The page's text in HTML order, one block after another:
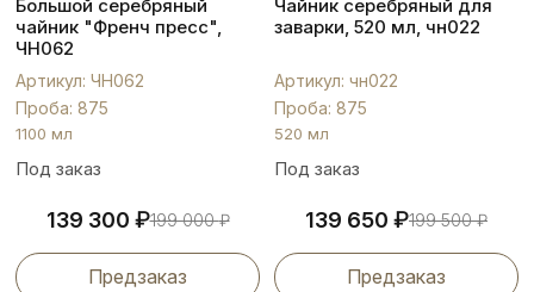
Большой серебряный
чайник "Френч пресс",
ЧН062
Артикул: ЧН062
Проба: 875
1100 мл
Под заказ
139 300 ₽199 000₽
Предзаказ
Чайник серебряный для
заварки, 520 мл, чн022
Артикул: чн022
Проба: 875
520 мл
Под заказ
139 650 ₽199 500₽
Предзаказ